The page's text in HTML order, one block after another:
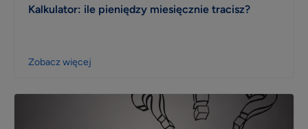
Kalkulator: ile pieniędzy miesięcznie tracisz?
Zobacz więcej